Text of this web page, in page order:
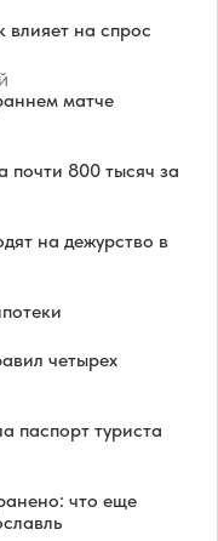
на спрос
матче
почти 800 тысяч за
на дежурство в
четырех
паспорт туриста
что еще